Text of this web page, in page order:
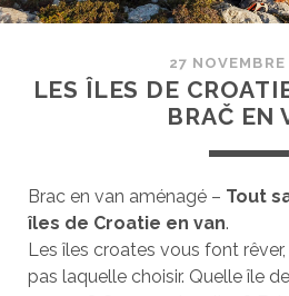
27
LES ÎLES DE
BRAČ EN
Brac en van aménagé – Tout
îles de Croatie en van.
Les îles croates vous font
pas laquelle choisir. Quelle île